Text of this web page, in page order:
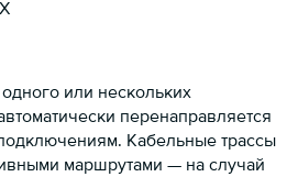
или нескольких
перенаправляется
Кабельные трассы
маршрутами — на случай